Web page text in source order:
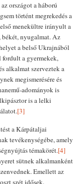
országot a háború
történt megrekedés a
menekültre irányult a
nyugalmat. Az
a belső Ukrajnából
fordult a gyermekek,
alkalmat szerveztek a
megismerésére és
adományok is
is a lelki
[3]
a Kárpátaljai
tevékenységébe, amely
témakörét.[4]
sütnek alkalmanként
Emellett az
szét idősek,